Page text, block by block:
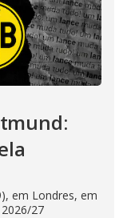
em Londres, em
27